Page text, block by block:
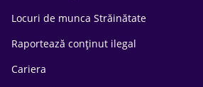
Locuri de munca Străinătate
Raportează conținut ilegal
Cariera